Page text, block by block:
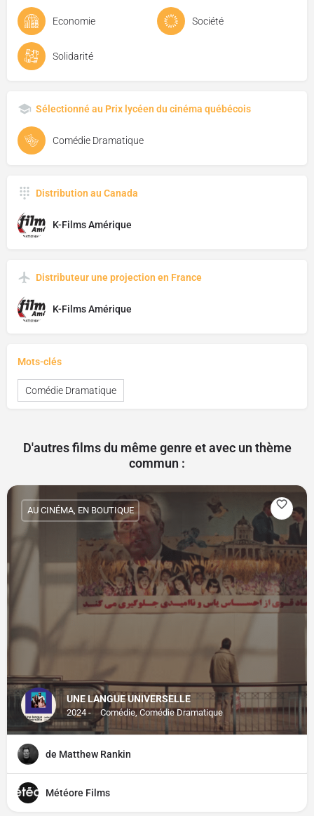
Economie Société
Solidarité
Sélectionné au Prix lycéen du cinéma québécois
Comédie Dramatique
Distribution au Canada
K-Films Amérique
Distributeur une projection en France
K-Films Amérique
Mots-clés
Comédie Dramatique
D'autres films du même genre et avec un thème
commun :
UNE LANGUE UNIVERSELLE
2024 - Comédie, Comédie Dramatique
AU CINÉMA, EN BOUTIQUE
de Matthew Rankin
Météore Films